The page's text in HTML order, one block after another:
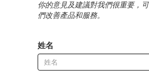
你的意見及建議對我們很重要，
們改善產品和服務。
姓名